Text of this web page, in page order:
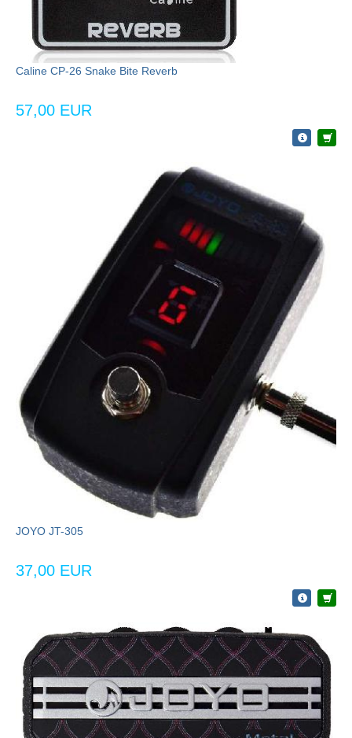
Caline CP-26 Snake Bite Reverb
57,00 EUR
JOYO JT-305
37,00 EUR